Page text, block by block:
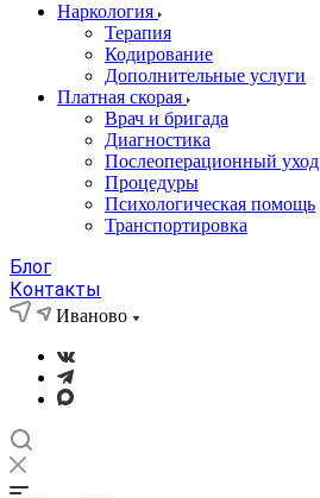
Наркология
Терапия
Кодирование
Дополнительные услуги
Платная скорая
Врач и бригада
Диагностика
Послеоперационный уход
Процедуры
Психологическая помощь
Транспортировка
Блог
Контакты
Иваново